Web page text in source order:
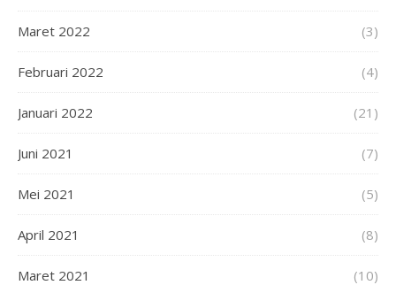
Maret 2022 (3)
Februari 2022 (4)
Januari 2022 (21)
Juni 2021 (7)
Mei 2021 (5)
April 2021 (8)
Maret 2021 (10)